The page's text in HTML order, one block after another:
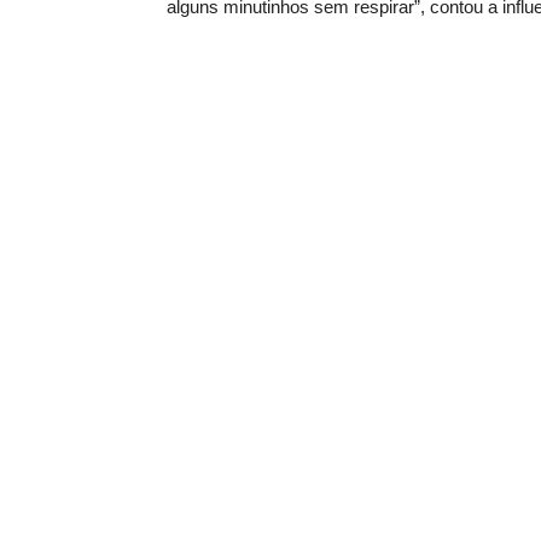
alguns minutinhos sem respirar”, contou a